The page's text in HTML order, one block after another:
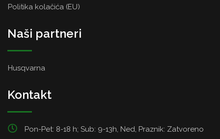
Politika kolačića (EU)
Naši partneri
Husqvarna
Kontakt
Pon-Pet: 8-18 h; Sub: 9-13h, Ned, Praznik: Zatvoreno